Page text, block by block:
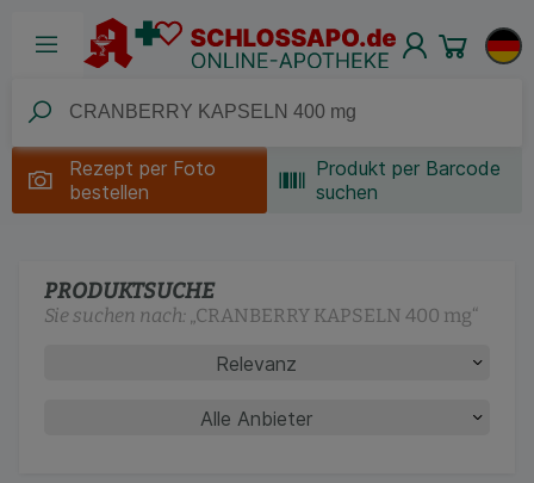
Rezept per Foto
bestellen
Produkt per Barcode
suchen
PRODUKTSUCHE
Sie suchen nach: „CRANBERRY KAPSELN 400 mg“